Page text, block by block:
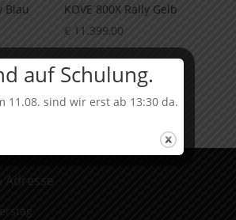
Blau
KOVE 800X Rally Gelb
€ 11.399,00
Adresse
auf Schulung.
11.08. sind wir erst ab 13:30 da.